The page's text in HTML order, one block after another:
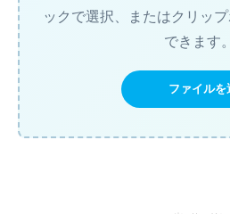
ックで選択、またはクリッ
できます。
ファイルを